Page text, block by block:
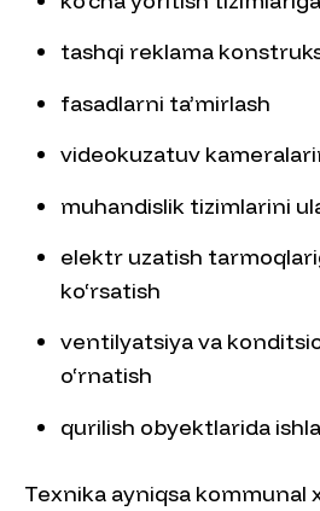
tashqi reklama
fasadlarni ta’mirlash
videokuzatuv
muhandislik tizimlarini
elektr uzatish
ko‘rsatish
ventilyatsiya va
o‘rnatish
qurilish obyektlarida
Texnika ayniqsa kommunal